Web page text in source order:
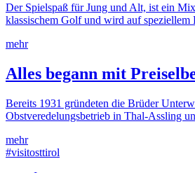
Der Spielspaß für Jung und Alt, ist ein
klassischem Golf und wird auf
mehr
Alles begann mit
Bereits 1931 gründeten die Brüder
Obstveredelungsbetrieb in Thal-Assling
mehr
#visitosttirol